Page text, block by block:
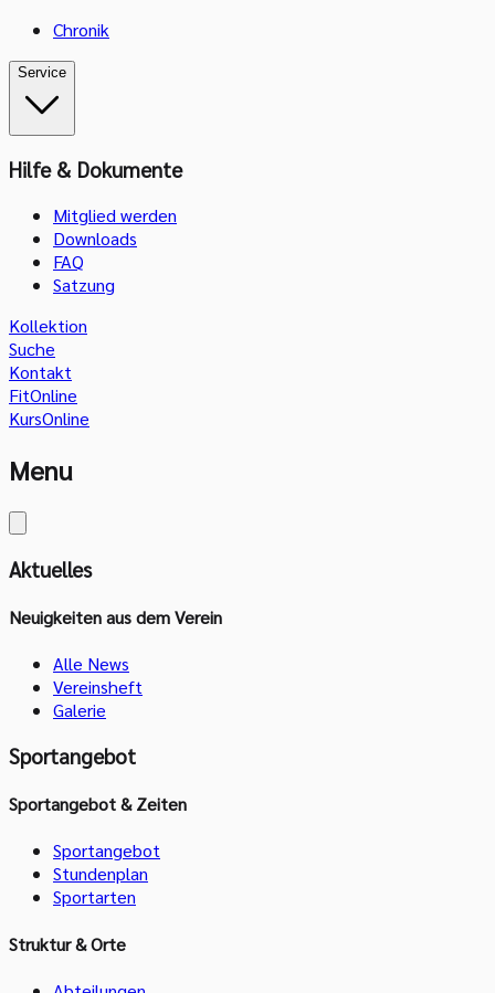
Chronik
Service
Hilfe & Dokumente
Mitglied werden
Downloads
FAQ
Satzung
Kollektion
Suche
Kontakt
FitOnline
KursOnline
Menu
Aktuelles
Neuigkeiten aus dem Verein
Alle News
Vereinsheft
Galerie
Sportangebot
Sportangebot & Zeiten
Sportangebot
Stundenplan
Sportarten
Struktur & Orte